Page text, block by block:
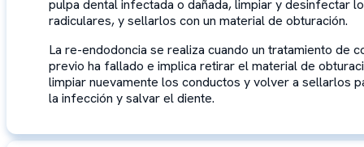
pulpa dental infectada o dañada, limpiar y desinfectar
radiculares, y sellarlos con un material de obturación.
La re-endodoncia se realiza cuando un tratamiento de
previo ha fallado e implica retirar el material de
limpiar nuevamente los conductos y volver a sellarlos
la infección y salvar el diente.